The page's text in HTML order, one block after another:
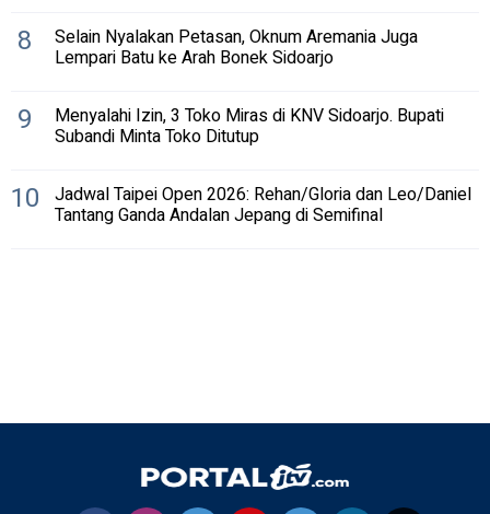
8 Selain Nyalakan Petasan, Oknum Aremania Juga
Lempari Batu ke Arah Bonek Sidoarjo
9 Menyalahi Izin, 3 Toko Miras di KNV Sidoarjo. Bupati
Subandi Minta Toko Ditutup
10 Jadwal Taipei Open 2026: Rehan/Gloria dan Leo/Daniel
Tantang Ganda Andalan Jepang di Semifinal